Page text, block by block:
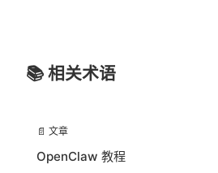
📚 相关术语
📄 文章
OpenClaw 教程